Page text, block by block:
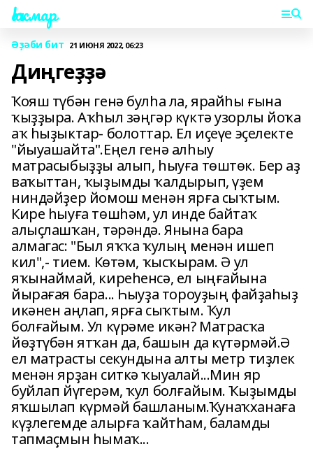
Һаҡмар
Әҙәби бит 21 ИЮНЯ 2022, 06:23
Диңгеҙҙә
Ҡояш түбән генә булһа ла, ярайһы ғына
ҡыҙҙыра. Аҡһыл зәңгәр күктә узорлы йоҡа
аҡ һыҙыктар- болоттар. Ел иҫеүе эҫелекте
"йыуашайта".Еңел генә алһыу
матрасыбыҙҙы алып, һыуға төштөк. Бер аҙ
ваҡыттан, ҡыҙымды ҡалдырып, үҙем
ниндәйҙер йомош менән ярға сыҡтым.
Кире һыуға төшһәм, ул инде байтаҡ
алыҫлашҡан, тәрәндә. Янына бара
алмагас: "Был яҡҡа ҡулың менән ишеп
кил",- тием. Көтәм, ҡысҡырам. Ә ул
яҡынаймай, киреһенсә, ел ыңғайына
йырағая бара... Һыуҙа тороуҙың файҙаһыҙ
икәнен аңлап, ярға сыҡтым. Ҡул
болғайым. Ул күрәме икән? Матрасҡа
йөҙтүбән ятҡан да, башын да күтәрмәй.Ә
ел матрасты секундына алты метр тиҙлек
менән ярҙан ситкә ҡыуалай...Мин яр
буйлап йүгерәм, ҡул болғайым. Ҡыҙымды
яҡшылап күрмәй башланым.Ҡунаҡханаға
күҙлегемде алырға ҡайтһам, баламды
тапмаҫмын һымаҡ...